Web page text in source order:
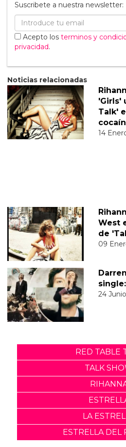
Suscribete a nuestra newsletter:
Acepto los terminos y
privacidad.
Noticias relacionadas
'Girls'
Talk'
14
West
de
09
24 Junio
RED TABLE
TALK
LA
ESTRELLA DEL